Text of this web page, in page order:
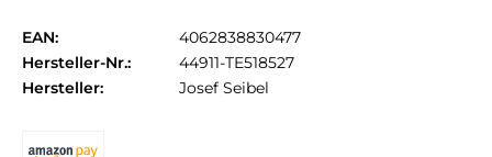
EAN:
4062838830477
Hersteller-Nr.:
44911-TE518527
Hersteller:
Josef Seibel